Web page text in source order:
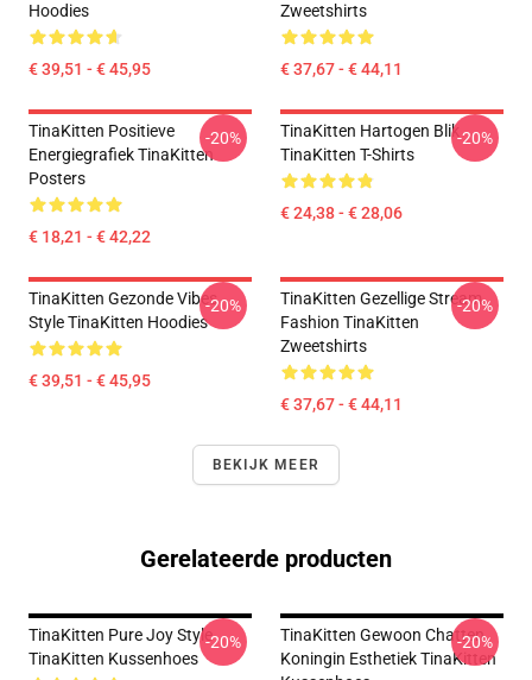
Hoodies
€ 39,51 - € 45,95
Zweetshirts
€ 37,67 - € 44,11
TinaKitten Positieve
Energiegrafiek TinaKitten
Posters
€ 18,21 - € 42,22
-20%
TinaKitten Hartogen Blik
TinaKitten T-Shirts
€ 24,38 - € 28,06
-20%
TinaKitten Gezonde Vibes
Style TinaKitten Hoodies
€ 39,51 - € 45,95
-20%
TinaKitten Gezellige Stream
Fashion TinaKitten
Zweetshirts
€ 37,67 - € 44,11
-20%
BEKIJK MEER
Gerelateerde producten
TinaKitten Pure Joy Style
TinaKitten Kussenhoes
-20%
TinaKitten Gewoon Chatten
Koningin Esthetiek TinaKitten
-20%